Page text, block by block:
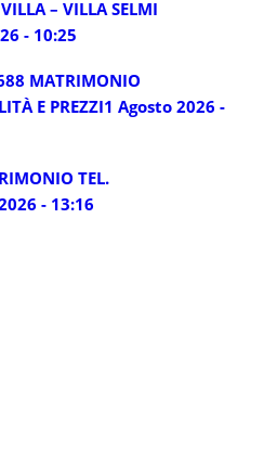
– VILLA SELMI
- 10:25
MATRIMONIO
E PREZZI1 Agosto 2026 -
TEL.
- 13:16